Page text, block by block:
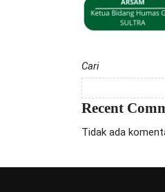
Cari
Recent
Tidak ada